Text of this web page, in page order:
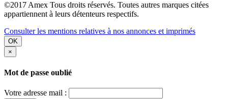
©2017 Amex Tous droits réservés. Toutes autres marques citées
appartiennent à leurs détenteurs respectifs.
Consulter les mentions relatives à nos annonces et imprimés
OK
×
Mot de passe oublié
Votre adresse mail :